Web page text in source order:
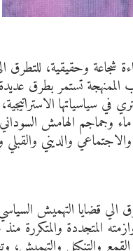
شجاعة وحقيقية،
تستمر بطرق
في سياسياتها
وجماجم الهامش
والديني
الي قضايا التهميش